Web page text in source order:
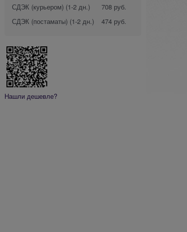
СДЭК (курьером) (1-2 дн.)
708 руб.
СДЭК (постаматы) (1-2 дн.) 474 руб.
Нашли дешевле?